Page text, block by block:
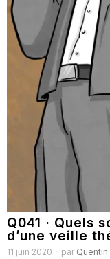
Q041 · Quels
d’une veille
11 juin 2020 par